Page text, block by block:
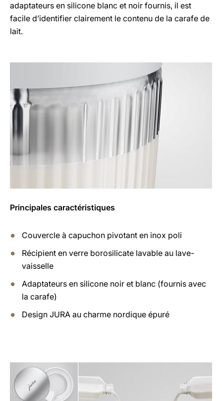
adaptateurs en silicone blanc et noir fournis, il est
facile d’identifier clairement le contenu de la carafe de
lait.
Principales caractéristiques
Couvercle à capuchon pivotant en inox poli
Récipient en verre borosilicate lavable au lave-
vaisselle
Adaptateurs en silicone noir et blanc (fournis avec
la carafe)
Design JURA au charme nordique épuré